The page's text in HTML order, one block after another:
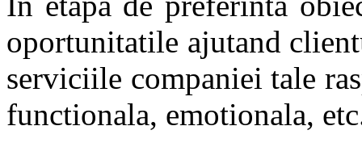
oportunitatile ajutand
serviciile companiei tale
functionala, emotionala,